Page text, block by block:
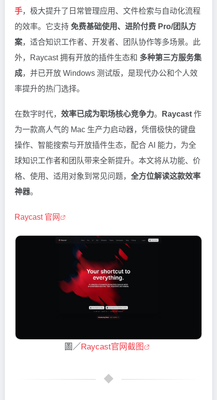
手，极大提升了日常管理应用、文件检索与自动化流程
的效率。它支持 免费基础使用、进阶付费 Pro/团队方
案，适合知识工作者、开发者、团队协作等多场景。此
外，Raycast 拥有开放的插件生态和 多种第三方服务集
成，并已开放 Windows 测试版，是现代办公和个人效
率提升的热门选择。
在数字时代， 效率已成为职场核心竞争力。 Raycast 作
为一款高人气的 Mac 生产力启动器，凭借极快的键盘
操作、智能搜索与开放插件生态，配合 AI 能力，为全
球知识工作者和团队带来全新提升。本文将从功能、价
格、使用、适用对象到常见问题， 全方位解读这款效率
神器。
Raycast 官网
圖／Raycast官网截图